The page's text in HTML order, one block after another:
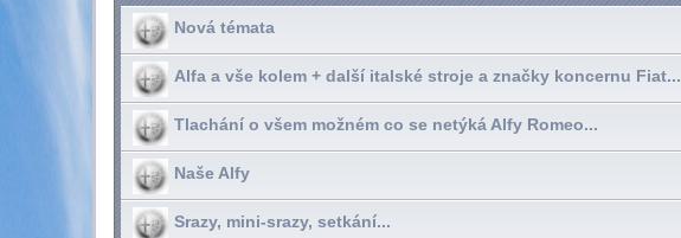
Nová témata
Alfa a vše kolem + další italské stroje a značky koncernu Fiat...
Tlachání o všem možném co se netýká Alfy Romeo...
Naše Alfy
Srazy, mini-srazy, setkání...